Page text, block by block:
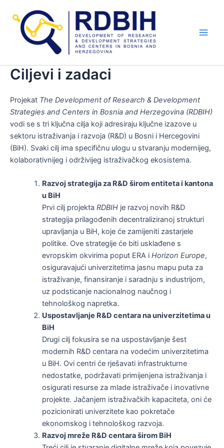
content
Ciljevi i zadaci
Projekat The Development of Research & Development
Strategies and Centers in Bosnia and Herzegovina (RDBIH)
vodi se s tri ključna cilja koji adresiraju ključne izazove u
sektoru istraživanja i razvoja (R&D) u Bosni i Hercegovini
(BiH). Svaki cilj ima specifičnu ulogu u stvaranju modernijeg,
kolaborativnijeg i održivijeg istraživačkog ekosistema.
Razvoj strategija za R&D širom entiteta i kantona
u BiH
Prvi cilj projekta RDBIHje razvoj novih R&D
strategija prilagođenih decentraliziranoj strukturi
upravljanja u BiH, koje će zamijeniti zastarjele
politike. Ove strategije će biti usklađene s
evropskim okvirima poput ERA i Horizon Europe,
osiguravajući univerzitetima jasnu mapu puta za
istraživanje, finansiranje i saradnju s industrijom,
uz podsticanje nacionalnog naučnog i
tehnološkog napretka.
Uspostavljanje R&D centara na univerzitetima u
BiH
Drugi cilj fokusira se na uspostavljanje šest
modernih R&D centara na vodećim univerzitetima
u BiH. Ovi centri će rješavati infrastrukturne
nedostatke, podržavati primijenjena istraživanja i
osigurati resurse za mlade istraživače i inovativne
projekte. Jačanjem istraživačkih kapaciteta, oni će
pozicionirati univerzitete kao pokretače
ekonomskog i tehnološkog razvoja.
Razvoj mreže R&D centara širom BiH